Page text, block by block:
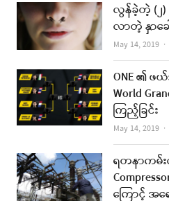
လွန်ခဲ့တဲ့ (၂
လာတဲ့ နှာခေ
May 14, 2019
ONE ၏ ဖ
World
ကြည့်ခြင်း
May 14, 2019
ရတနာကမ်
ကြောင့် အရ